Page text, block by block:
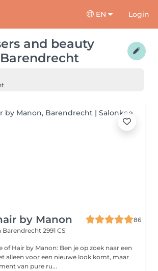
EN Login
and beauty
Barendrecht
by Manon
86
Barendrecht 2991 CS
Ben je op zoek naar een
alleen voor een nieuwe look komt, maar
van pure ru...